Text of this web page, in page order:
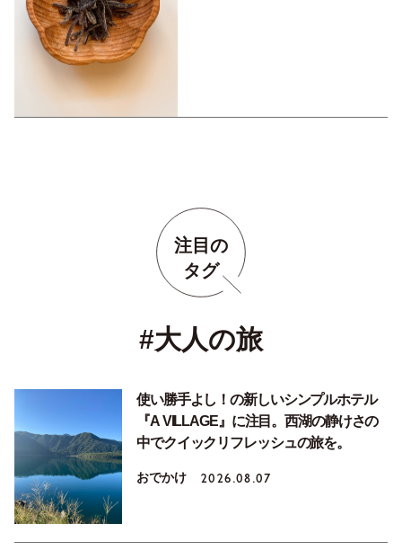
注目の
タグ
#大人の旅
使い勝手よし！の新しいシンプルホテル
『A VILLAGE』に注目。西湖の静けさの
中でクイックリフレッシュの旅を。
おでかけ 2026.08.07